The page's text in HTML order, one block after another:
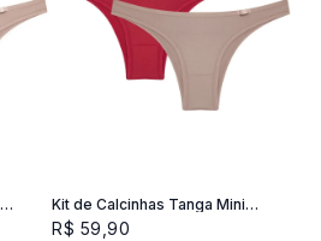
Kit de Calcinhas Tanga Mini
Classic 02- 2 und
R$ 59 ,90